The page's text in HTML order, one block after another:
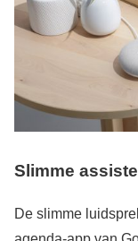
Slimme
De slimme